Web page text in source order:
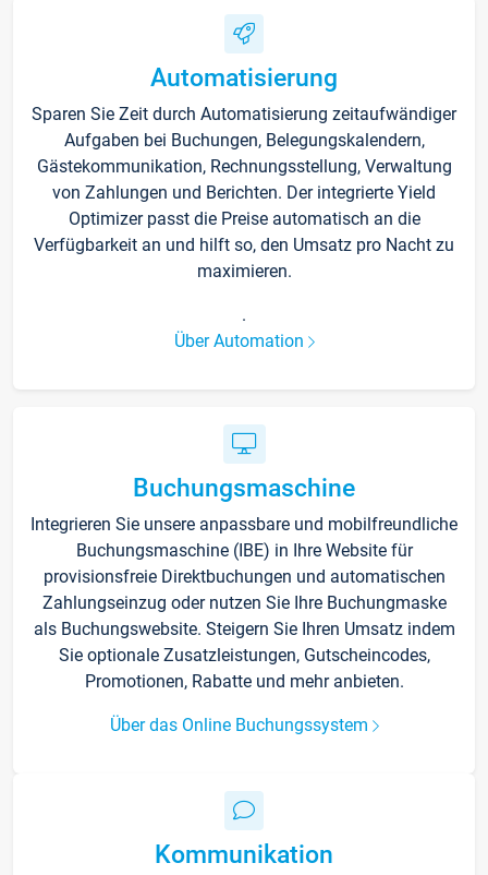
Automatisierung
Sparen Sie Zeit durch Automatisierung zeitaufwändiger
Aufgaben bei Buchungen, Belegungskalendern,
Gästekommunikation, Rechnungsstellung, Verwaltung
von Zahlungen und Berichten. Der integrierte Yield
Optimizer passt die Preise automatisch an die
Verfügbarkeit an und hilft so, den Umsatz pro Nacht zu
maximieren.
.
Über Automation
Buchungsmaschine
Integrieren Sie unsere anpassbare und mobilfreundliche
Buchungsmaschine (IBE) in Ihre Website für
provisionsfreie Direktbuchungen und automatischen
Zahlungseinzug oder nutzen Sie Ihre Buchungmaske
als Buchungswebsite. Steigern Sie Ihren Umsatz indem
Sie optionale Zusatzleistungen, Gutscheincodes,
Promotionen, Rabatte und mehr anbieten.
Über das Online Buchungssystem
Kommunikation